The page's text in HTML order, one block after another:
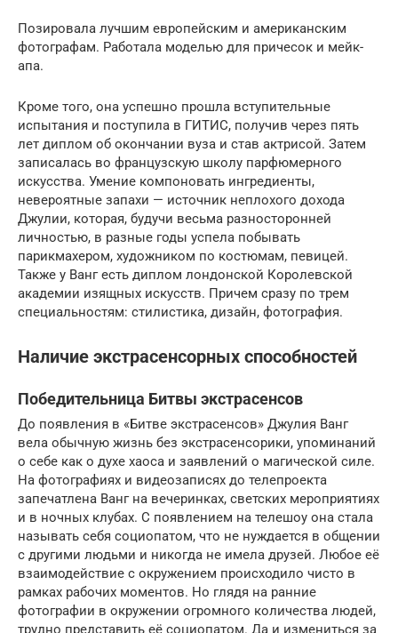
Позировала лучшим европейским и американским
фотографам. Работала моделью для причесок и мейк-
апа.
Кроме того, она успешно прошла вступительные
испытания и поступила в ГИТИС, получив через пять
лет диплом об окончании вуза и став актрисой. Затем
записалась во французскую школу парфюмерного
искусства. Умение компоновать ингредиенты,
невероятные запахи — источник неплохого дохода
Джулии, которая, будучи весьма разносторонней
личностью, в разные годы успела побывать
парикмахером, художником по костюмам, певицей.
Также у Ванг есть диплом лондонской Королевской
академии изящных искусств. Причем сразу по трем
специальностям: стилистика, дизайн, фотография.
Наличие экстрасенсорных способностей
Победительница Битвы экстрасенсов
До появления в «Битве экстрасенсов» Джулия Ванг
вела обычную жизнь без экстрасенсорики, упоминаний
о себе как о духе хаоса и заявлений о магической силе.
На фотографиях и видеозаписях до телепроекта
запечатлена Ванг на вечеринках, светских мероприятиях
и в ночных клубах. С появлением на телешоу она стала
называть себя социопатом, что не нуждается в общении
с другими людьми и никогда не имела друзей. Любое её
взаимодействие с окружением происходило чисто в
рамках рабочих моментов. Но глядя на ранние
фотографии в окружении огромного количества людей,
трудно представить её социопатом. Да и измениться за